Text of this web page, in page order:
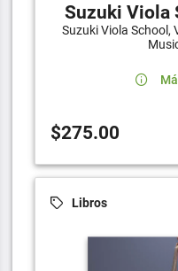
Suzuki Viola
Suzuki Viola School,
$275.00
Libros